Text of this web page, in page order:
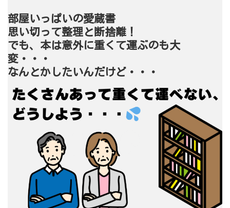
部屋いっぱいの愛蔵書
思い切って整理と断捨離！
でも、本は意外に重くて運ぶのも大
変・・・
なんとかしたいんだけど・・・